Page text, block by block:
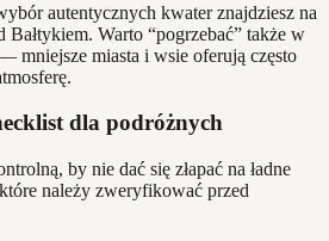
autentycznych kwater znajdziesz na
Bałtykiem. Warto “pogrzebać” także w
mniejsze miasta i wsie oferują często
dla podróżnych
by nie dać się złapać na ładne
należy zweryfikować przed